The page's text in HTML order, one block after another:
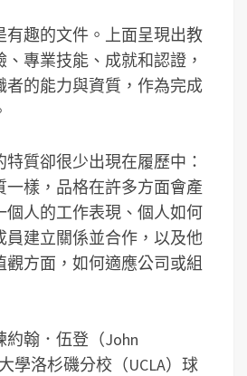
有趣的文件。上面呈現出教
專業技能、成就和認證，
者的能力與資質，作為完成
質卻很少出現在履歷中：
一樣，品格在許多方面會產
個人的工作表現、個人如何
員建立關係並合作，以及他
方面，如何適應公司或組
翰．伍登（John
學洛杉磯分校（UCLA）球